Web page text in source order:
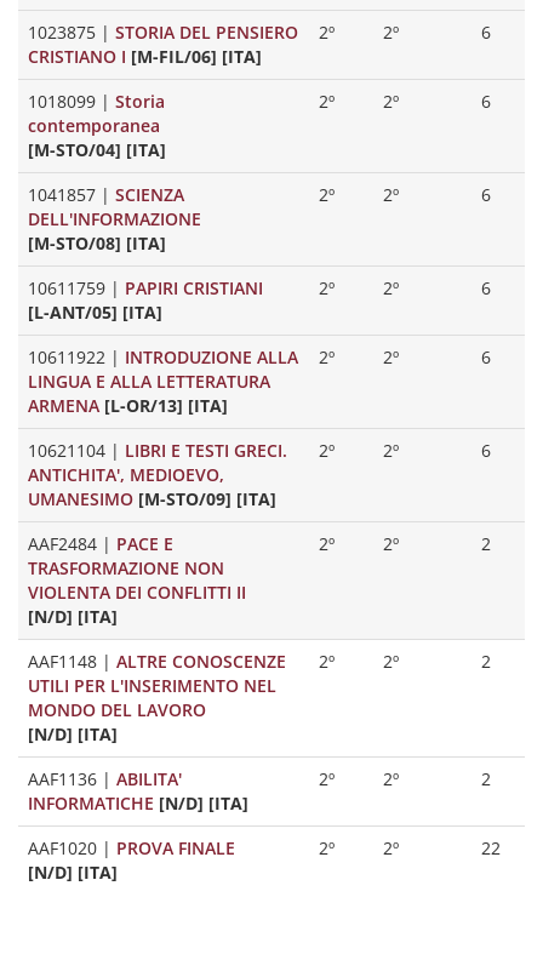
1023875 | STORIA DEL PENSIERO
CRISTIANO I [M-FIL/06] [ITA]
2º 2º 6
1018099 | Storia
contemporanea
[M-STO/04] [ITA]
2º 2º 6
1041857 | SCIENZA
DELL'INFORMAZIONE
[M-STO/08] [ITA]
2º 2º 6
10611759 | PAPIRI CRISTIANI
[L-ANT/05] [ITA]
2º 2º 6
10611922 | INTRODUZIONE ALLA
LINGUA E ALLA LETTERATURA
ARMENA [L-OR/13] [ITA]
2º 2º 6
10621104 | LIBRI E TESTI GRECI.
ANTICHITA', MEDIOEVO,
UMANESIMO [M-STO/09] [ITA]
2º 2º 6
AAF2484 | PACE E
TRASFORMAZIONE NON
VIOLENTA DEI CONFLITTI II
[N/D] [ITA]
2º 2º 2
AAF1148 | ALTRE CONOSCENZE
UTILI PER L'INSERIMENTO NEL
MONDO DEL LAVORO
[N/D] [ITA]
2º 2º 2
AAF1136 | ABILITA'
INFORMATICHE [N/D] [ITA]
2º 2º 2
AAF1020 | PROVA FINALE
[N/D] [ITA]
2º 2º 22